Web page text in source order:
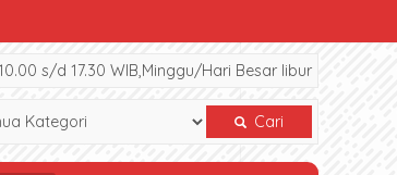
s/d 17.30 WIB,Minggu/Hari Besar libur
Cari